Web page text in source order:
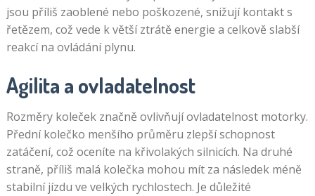
jsou příliš zaoblené nebo poškozené, snižují kontakt s
řetězem, což vede k větší ztrátě energie a celkově slabší
reakcí na ovládání plynu.
Agilita a ovladatelnost
Rozměry koleček značně ovlivňují ovladatelnost motorky.
Přední kolečko menšího průměru zlepší schopnost
zatáčení, což oceníte na křivolakých silnicích. Na druhé
straně, příliš malá kolečka mohou mít za následek méně
stabilní jízdu ve velkých rychlostech. Je důležité